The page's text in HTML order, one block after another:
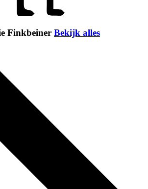
Finkbeiner Bekijk alles